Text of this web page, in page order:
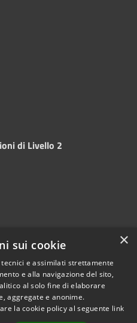
di Livello 2
Copyright © 2024 •
Comune di Mazara del
Vallo• Powered
×
sui cookie
e assimilati strettamente
e alla navigazione del sito,
al solo fine di elaborare
aggregate e anonime.
la cookie policy al seguente link